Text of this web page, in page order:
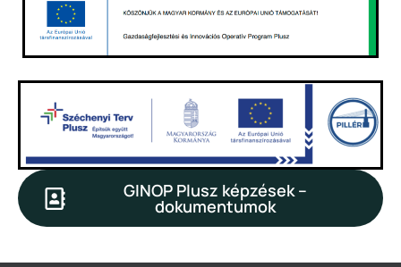
GINOP Plusz képzések –
dokumentumok